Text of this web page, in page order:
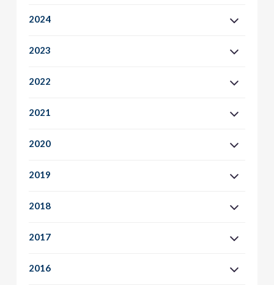
2024
2023
2022
2021
2020
2019
2018
2017
2016